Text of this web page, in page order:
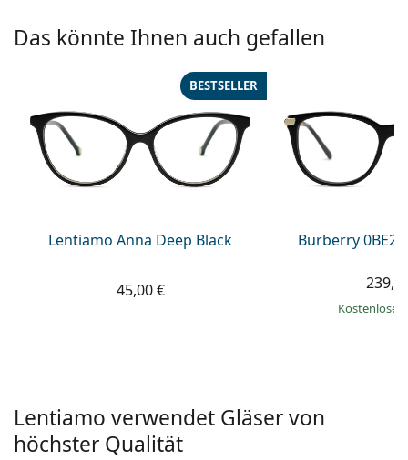
Persol
Alle Marken
Das könnte Ihnen auch gefallen
Lentiamo Anna Deep Black
BESTSELLER
45,00 €
Burberry
Kostenloser
Lentiamo verwendet Gläser von
höchster Qualität